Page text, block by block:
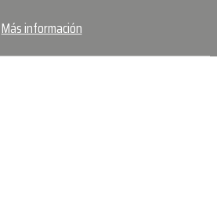
Más información